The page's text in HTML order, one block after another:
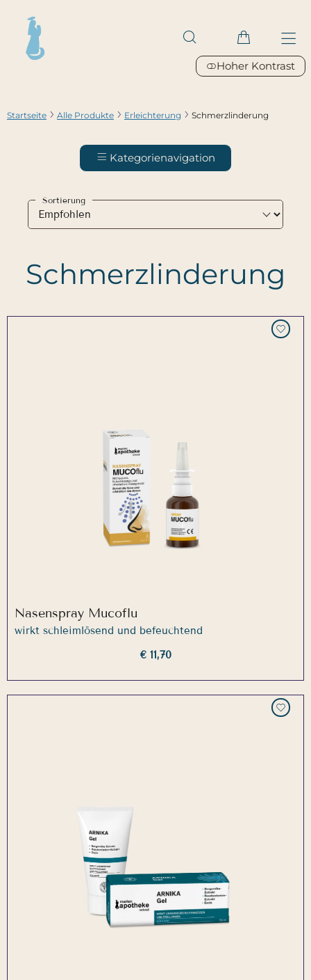
Hoher Kontrast
Startseite Alle Produkte Erleichterung Schmerzlinderung
Kategorienavigation
Sortierung
Schmerzlinderung
Nasenspray Mucoflu
wirkt schleimlösend und befeuchtend
€ 11,70